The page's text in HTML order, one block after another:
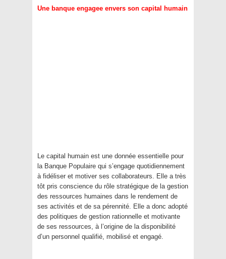
Une banque engagee envers son capital humain
Le capital humain est une donnée essentielle pour
la Banque Populaire qui s’engage quotidiennement
à fidéliser et motiver ses collaborateurs. Elle a très
tôt pris conscience du rôle stratégique de la gestion
des ressources humaines dans le rendement de
ses activités et de sa pérennité. Elle a donc adopté
des politiques de gestion rationnelle et motivante
de ses ressources, à l’origine de la disponibilité
d’un personnel qualifié, mobilisé et engagé.